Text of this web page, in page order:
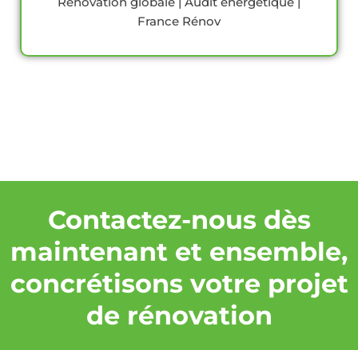
France Rénov
Contactez-nous dès
maintenant et ensemble,
concrétisons votre projet
de rénovation